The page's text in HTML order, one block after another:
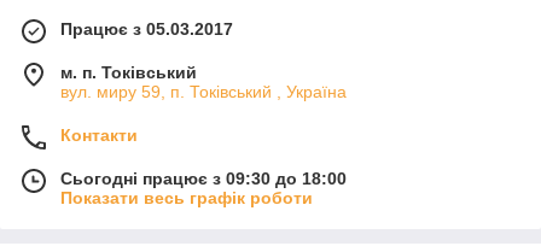
Працює з 05.03.2017
м. п. Токівський
вул. миру 59, п. Токівський , Україна
Контакти
Сьогодні працює з 09:30 до 18:00
Показати весь графік роботи